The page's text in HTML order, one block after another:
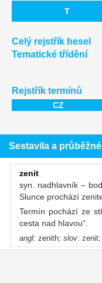
T
Celý rejstřík hesel
Tematické třídění
Rejstřík termínů
CZ
Sestavila a
zenit
syn. nadhlavník –
Slunce prochází
Termín pochází ze
cesta nad hlavou“.
angl: zenith; slov: zenit;